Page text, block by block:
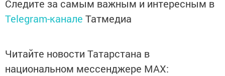
Следите за самым важным и интересным в
Telegram-канале Татмедиа
Читайте новости Татарстана в
национальном мессенджере MАХ: